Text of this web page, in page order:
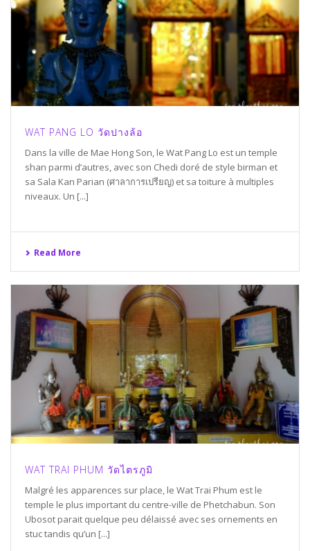
WAT PANG LO วัดปางล้อ
Dans la ville de Mae Hong Son, le Wat Pang Lo est un temple
shan parmi d’autres, avec son Chedi doré de style birman et
sa Sala Kan Parian (ศาลาการเปรียญ) et sa toiture à multiples
niveaux. Un [...]
Read More
WAT TRAI PHUM วัดไตรภูมิ
Malgré les apparences sur place, le Wat Trai Phum est le
temple le plus important du centre-ville de Phetchabun. Son
Ubosot parait quelque peu délaissé avec ses ornements en
stuc tandis qu’un [...]